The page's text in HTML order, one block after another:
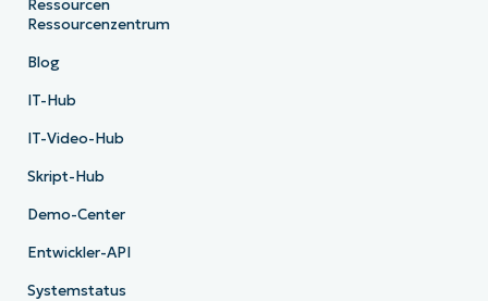
Ressourcen
Ressourcenzentrum
Blog
IT-Hub
IT-Video-Hub
Skript-Hub
Demo-Center
Entwickler-API
Systemstatus